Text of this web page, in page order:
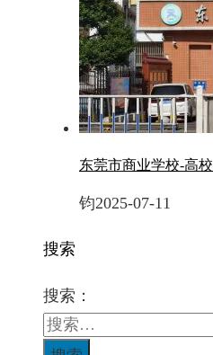
东莞市商业学校-高校
钧2025-07-11
搜索
搜索：